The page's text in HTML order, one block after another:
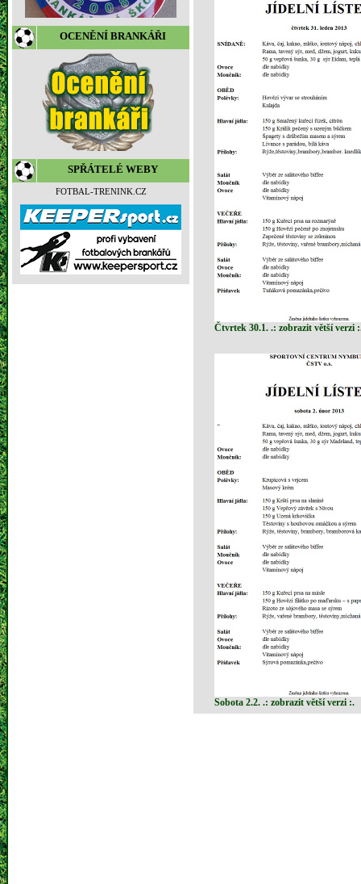
OCENĚNÍ BRANKÁŘI
SPŘÁTELÉ WEBY
FOTBAL-TRENINK.CZ
Čtvrtek 30.1. .: zobrazit větší verzi
Sobota 2.2. .: zobrazit větší verzi :.